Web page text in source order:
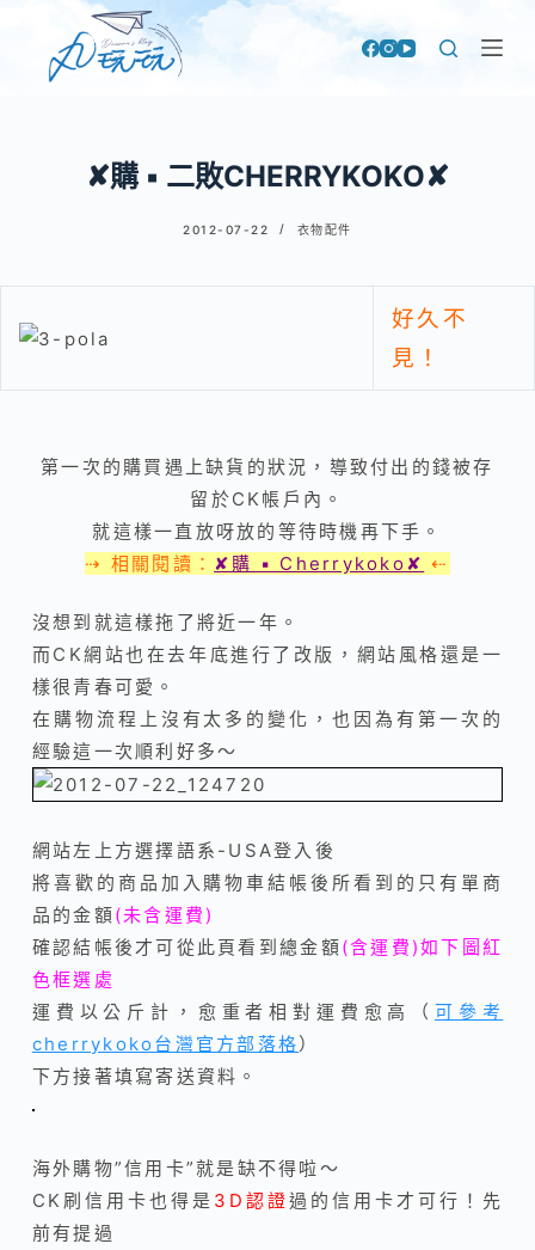
✘購 ▪ 二敗CHERRYKOKO✘
2012-07-22 衣物配件
好久不
見！
第一次的購買遇上缺貨的狀況，導致付出的錢被存
留於CK帳戶內。
就這樣一直放呀放的等待時機再下手。
⇢ 相關閱讀： ✘購 ▪ Cherrykoko✘ ⇠
沒想到就這樣拖了將近一年。
而CK網站也在去年底進行了改版，網站風格還是一
樣很青春可愛。
在購物流程上沒有太多的變化，也因為有第一次的
經驗這一次順利好多～
網站左上方選擇語系-USA登入後
將喜歡的商品加入購物車結帳後所看到的只有單商
品的金額(未含運費)
確認結帳後才可從此頁看到總金額(含運費)如下圖紅
色框選處
運費以公斤計，愈重者相對運費愈高（可參考
cherrykoko台灣官方部落格）
下方接著填寫寄送資料。
海外購物”信用卡”就是缺不得啦～
CK刷信用卡也得是 3D認證過的信用卡才可行！先
前有提過